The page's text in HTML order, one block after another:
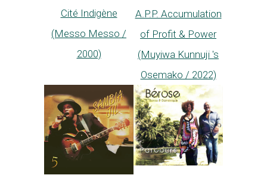
Cité Indigène
(Messo Messo /
2000)
A.P.P. Accumulation
of Profit & Power
(Muyiwa Kunnuji 's
Osemako / 2022)